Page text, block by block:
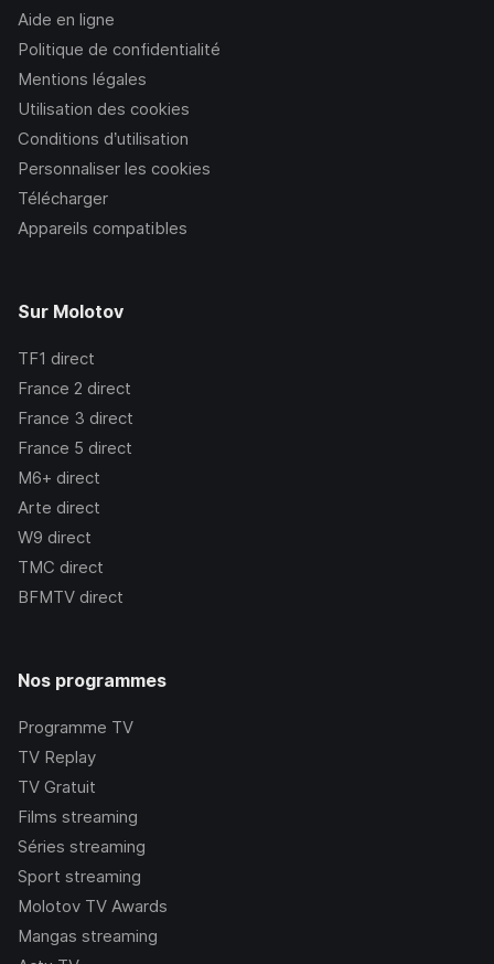
Aide en ligne
Politique de confidentialité
Mentions légales
Utilisation des cookies
Conditions d’utilisation
Personnaliser les cookies
Télécharger
Appareils compatibles
Sur Molotov
TF1 direct
France 2 direct
France 3 direct
France 5 direct
M6+ direct
Arte direct
W9 direct
TMC direct
BFMTV direct
Nos programmes
Programme TV
TV Replay
TV Gratuit
Films streaming
Séries streaming
Sport streaming
Molotov TV Awards
Mangas streaming